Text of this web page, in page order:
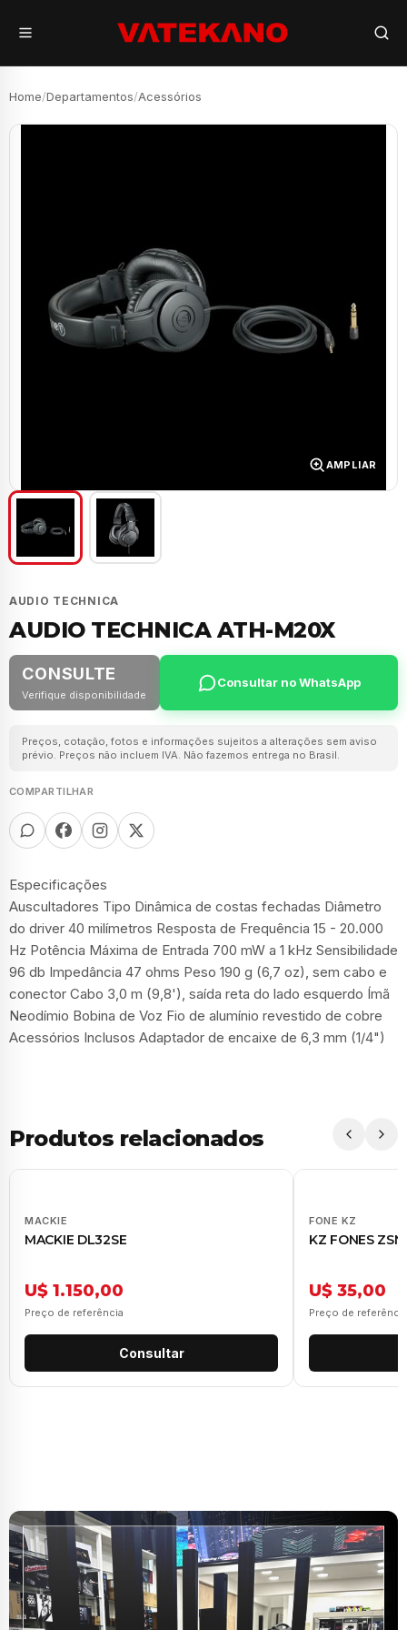
Home/Departamentos/Acessórios
AMPLIAR
AUDIO TECHNICA
AUDIO TECHNICA ATH-M20X
CONSULTE
Verifique disponibilidade
Consultar no WhatsApp
Preços, cotação, fotos e informações sujeitos a alterações sem aviso
prévio. Preços não incluem IVA. Não fazemos entrega no Brasil.
COMPARTILHAR
Especificações
Auscultadores Tipo Dinâmica de costas fechadas Diâmetro
do driver 40 milímetros Resposta de Frequência 15 - 20.000
Hz Potência Máxima de Entrada 700 mW a 1 kHz Sensibilidade
96 db Impedância 47 ohms Peso 190 g (6,7 oz), sem cabo e
conector Cabo 3,0 m (9,8'), saída reta do lado esquerdo Ímã
Neodímio Bobina de Voz Fio de alumínio revestido de cobre
Acessórios Inclusos Adaptador de encaixe de 6,3 mm (1/4")
Produtos relacionados
MACKIE
MACKIE DL32SE
U$ 1.150,00
Preço de referência
Consultar
FONE KZ
KZ FONES
U$ 35,00
Preço de referência